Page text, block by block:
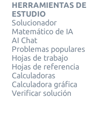
HERRAMIENTAS DE
ESTUDIO
Solucionador
Matemático de IA
AI Chat
Problemas populares
Hojas de trabajo
Hojas de referencia
Calculadoras
Calculadora gráfica
Verificar solución